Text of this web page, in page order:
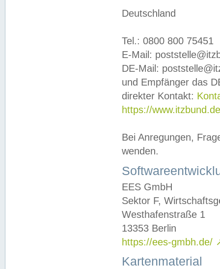
Deutschland
Tel.: 0800 800 75451
E-Mail:
DE-Mail:
und Empfänger das
direkter Kontakt:
https://
Bei Anregungen,
wenden.
EES GmbH
Sektor F,
Westhafenstraße 1
13353 Berlin
https://ees-gmbh.de/
Kartenmaterial